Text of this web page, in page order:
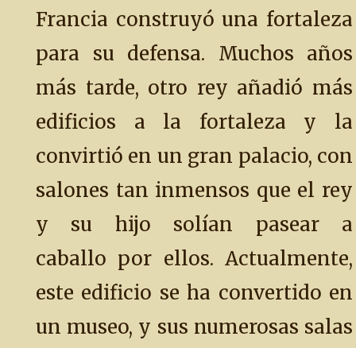
Francia construyó una fortaleza
para su defensa. Muchos años
más tarde, otro rey añadió más
edificios a la fortaleza y la
convirtió en un gran palacio, con
salones tan inmensos que el rey
y su hijo solían pasear a
caballo por ellos. Actualmente,
este edificio se ha convertido en
un museo, y sus numerosas salas